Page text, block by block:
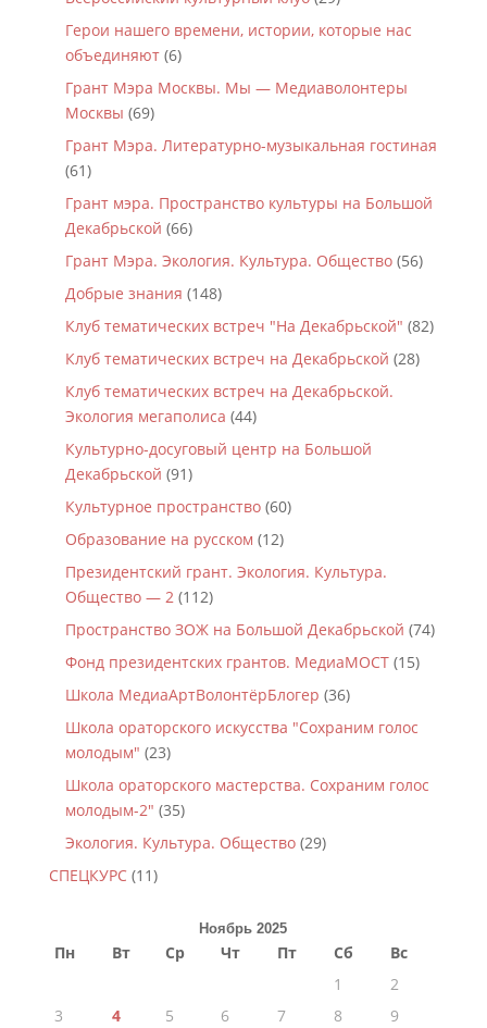
Герои нашего времени, истории, которые нас
объединяют(6)
Грант Мэра Москвы. Мы — Медиаволонтеры
Москвы (69)
Грант Мэра. Литературно-музыкальная гостиная
(61)
Грант мэра. Пространство культуры на Большой
Декабрьской (66)
Грант Мэра. Экология. Культура. Общество(56)
Добрые знания (148)
Клуб тематических встреч "На Декабрьской" (82)
Клуб тематических встреч на Декабрьской (28)
Клуб тематических встреч на Декабрьской.
Экология мегаполиса (44)
Культурно-досуговый центр на Большой
Декабрьской (91)
Культурное пространство(60)
Образование на русском (12)
Президентский грант. Экология. Культура.
Общество — 2(112)
Пространство ЗОЖ на Большой Декабрьской (74)
Фонд президентских грантов. МедиаМОСТ(15)
Школа МедиаАртВолонтёрБлогер (36)
Школа ораторского искусства "Сохраним голос
молодым" (23)
Школа ораторского мастерства. Сохраним голос
молодым-2" (35)
Экология. Культура. Общество(29)
СПЕЦКУРС(11)
Ноябрь 2025
Пн Вт Ср Чт Пт Сб
Вс
1
2
3
4 5 6 7 8
9